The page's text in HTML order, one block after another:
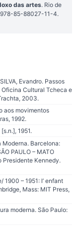
das artes. Rio de
978-85-88027-11-4.
Evandro. Passos
Cultural Tcheca e
2003.
aos movimentos
1992.
1951.
Moderna. Barcelona:
PAULO – MATO
Presidente Kennedy.
1900 – 1951: l’ enfant
Mass: MIT Press,
moderna. São Paulo: